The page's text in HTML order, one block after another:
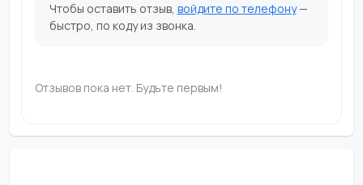
Чтобы оставить отзыв, войдите по телефону—
быстро, по коду из звонка.
Отзывов пока нет. Будьте первым!